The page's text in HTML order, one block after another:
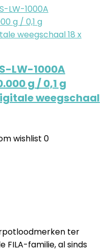
LW-1000A
g / 0,1 g
weegschaal
wishlist 0
ter
FILA-familie, al sinds